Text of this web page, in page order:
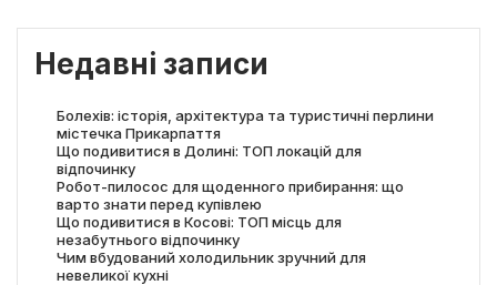
Недавні записи
Болехів: історія, архітектура та туристичні перлини
містечка Прикарпаття
Що подивитися в Долині: ТОП локацій для
відпочинку
Робот-пилосос для щоденного прибирання: що
варто знати перед купівлею
Що подивитися в Косові: ТОП місць для
незабутнього відпочинку
Чим вбудований холодильник зручний для
невеликої кухні